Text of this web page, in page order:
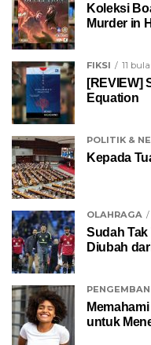
Koleksi
Murder in
FIKSI 11
[REVIEW]
Equation
POLITIK &
Kepada
OLAHRAGA
Sudah
Diubah
untuk